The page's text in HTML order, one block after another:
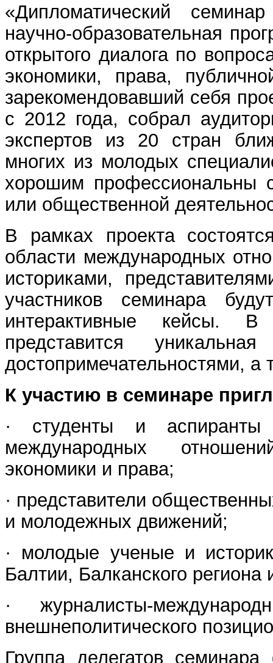
«Дипломатический
научно-образовательная
открытого диалога по
экономики, права,
зарекомендовавший себя
с 2012 года, собрал
экспертов из 20 стран
многих из молодых
хорошим профессиональны
или общественной
В рамках проекта
области международных
историками,
участников семинара
интерактивные кейсы. В
представится
достопримечательностями,
К участию в семинаре
· студенты и
международных
экономики и права;
· представители
и молодежных движений;
· молодые ученые и
Балтии, Балканского
· журналисты-
внешнеполитического
Группа делегатов